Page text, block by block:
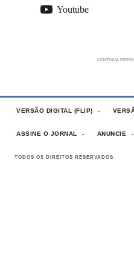
Youtube
VERSÃO DIGITAL (FLIP)
ASSINE O JORNAL ANUNCIE
TODOS OS DIREITOS RESERVADOS